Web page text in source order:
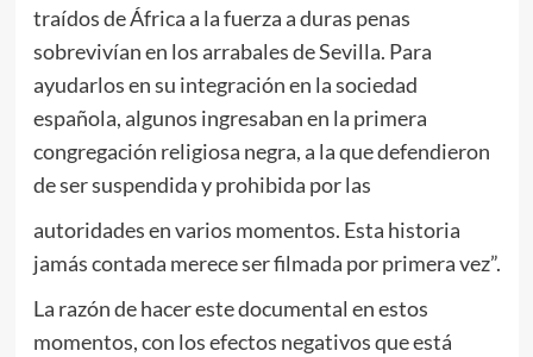
traídos de África a la fuerza a duras penas
sobrevivían en los arrabales de Sevilla. Para
ayudarlos en su integración en la sociedad
española, algunos ingresaban en la primera
congregación religiosa negra, a la que defendieron
de ser suspendida y prohibida por las
autoridades en varios momentos. Esta historia
jamás contada merece ser filmada por primera vez”.
La razón de hacer este documental en estos
momentos, con los efectos negativos que está